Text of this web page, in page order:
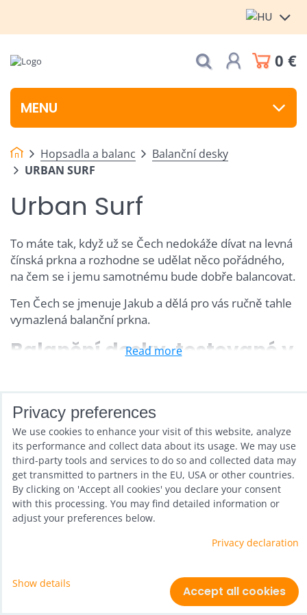
0 €
MENU
Hopsadla a balanc
Balanční desky
URBAN SURF
Urban Surf
To máte tak, když už se Čech nedokáže dívat na levná
čínská prkna a rozhodne se udělat něco pořádného,
na čem se i jemu samotnému bude dobře balancovat.
Ten Čech se jmenuje Jakub a dělá pro vás ručně tahle
vymazlená balanční prkna.
Balanční desky, testované v
Jakub je sám aktivním riderem a své balanční desky
vymazlil k naprosté dokonalosti. Na mezinárodních
soutěžích se prokázalo, že desky Urban Surf nabízejí
to nejlepší, co můžete mít:
tvar balanční desky je vhodný pro rehabilitační
balanc i brutální triky
bukse ukázal být tím nejlepším materiálem
balančních desek neklouze ani z jedné strany
nerozklíží, jako se to stává často u masově
Read more
GridListTable Only in stock
Privacy declaration
Website created with:
ByznysWeb.cz
Privacy preferences
We use cookies to enhance your visit of this website, analyze
its performance and collect data about its usage. We may use
third-party tools and services to do so and collected data may
get transmitted to partners in the EU, USA or other countries.
By clicking on 'Accept all cookies' you declare your consent
with this processing. You may find detailed information or
adjust your preferences below.
Privacy declaration
Show details
Accept all cookies